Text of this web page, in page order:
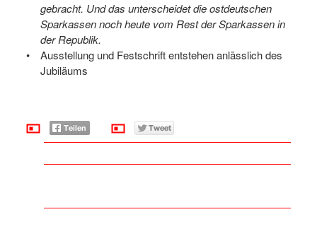
gebracht. Und das unterscheidet die ostdeutschen
Sparkassen noch heute vom Rest der Sparkassen in
der Republik.
Ausstellung und Festschrift entstehen anlässlich des
Jubiläums